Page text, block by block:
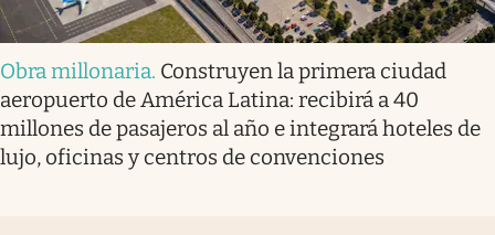
Obra millonaria. Construyen la primera ciudad
aeropuerto de América Latina: recibirá a 40
millones de pasajeros al año e integrará hoteles de
lujo, oficinas y centros de convenciones